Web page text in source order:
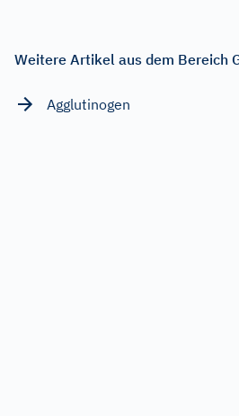
Weitere Artikel aus dem Bereich
Agglutinogen